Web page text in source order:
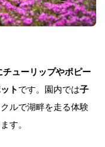
ューリップやポピー
ト です。園内では子
ルで湖畔を走る体験
す。